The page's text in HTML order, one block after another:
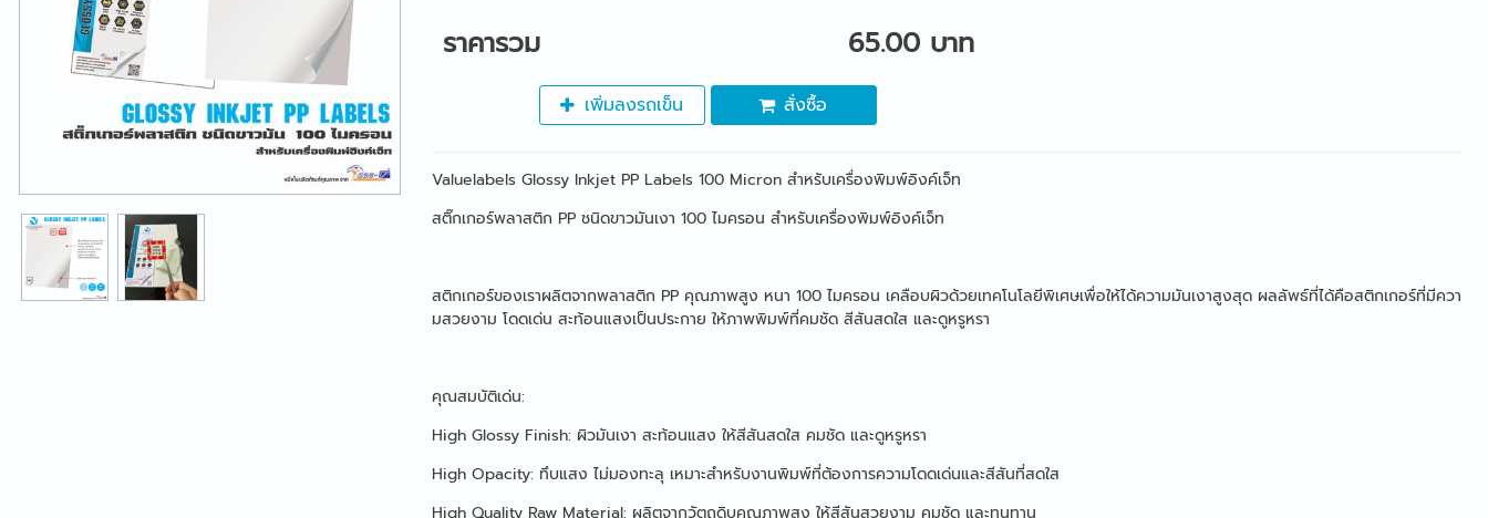
ราคารวม 65.00 บาท
เพิ่มลงรถเข็น สั่งซื้อ
Valuelabels Glossy Inkjet PP Labels 100 Micron สำหรับเครื่องพิมพ์อิงค์เจ็ท
สติ๊กเกอร์พลาสติก PP ชนิดขาวมันเงา 100 ไมครอน สำหรับเครื่องพิมพ์อิงค์เจ็ท
สติกเกอร์ของเราผลิตจากพลาสติก PP คุณภาพสูง หนา 100 ไมครอน เคลือบผิวด้วยเทคโนโลยีพิเศษเพื่อให้ได้ความมันเงาสูงสุด ผลลัพธ์ที่ได้คือสติกเกอร์ที่มีควา
มสวยงาม โดดเด่น สะท้อนแสงเป็นประกาย ให้ภาพพิมพ์ที่คมชัด สีสันสดใส และดูหรูหรา
คุณสมบัติเด่น:
High Glossy Finish: ผิวมันเงา สะท้อนแสง ให้สีสันสดใส คมชัด และดูหรูหรา
High Opacity: ทึบแสง ไม่มองทะลุ เหมาะสำหรับงานพิมพ์ที่ต้องการความโดดเด่นและสีสันที่สดใส
High Quality Raw Material: ผลิตจากวัตถุดิบคุณภาพสูง ให้สีสันสวยงาม คมชัด และทนทาน